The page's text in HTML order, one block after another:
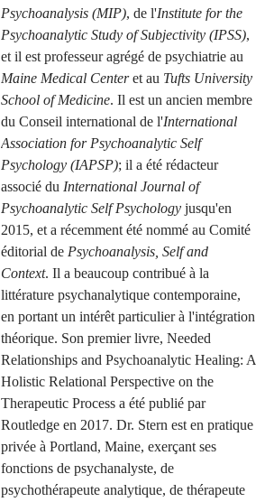
Psychoanalysis (MIP), de l'Institute for the
Psychoanalytic Study of Subjectivity (IPSS),
et il est professeur agrégé de psychiatrie au
Maine Medical Centeret au Tufts University
School of Medicine. Il est un ancien membre
du Conseil international de l'International
Association for Psychoanalytic Self
Psychology (IAPSP); il a été rédacteur
associé du International Journal of
Psychoanalytic Self Psychology jusqu'en
2015, et a récemment été nommé au Comité
éditorial de Psychoanalysis, Self and
Context. Il a beaucoup contribué à la
littérature psychanalytique contemporaine,
en portant un intérêt particulier à l'intégration
théorique. Son premier livre, Needed
Relationships and Psychoanalytic Healing: A
Holistic Relational Perspective on the
Therapeutic Process a été publié par
Routledge en 2017. Dr. Stern est en pratique
privée à Portland, Maine, exerçant ses
fonctions de psychanalyste, de
psychothérapeute analytique, de thérapeute